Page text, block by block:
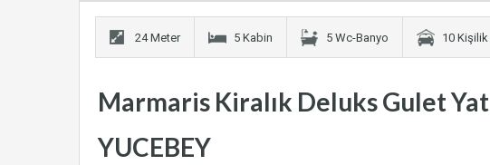
24 Meter 5 Kabin 5 Wc-Banyo 10 Kişilik
Marmaris Kiralık Deluks Gulet Yat
YUCEBEY